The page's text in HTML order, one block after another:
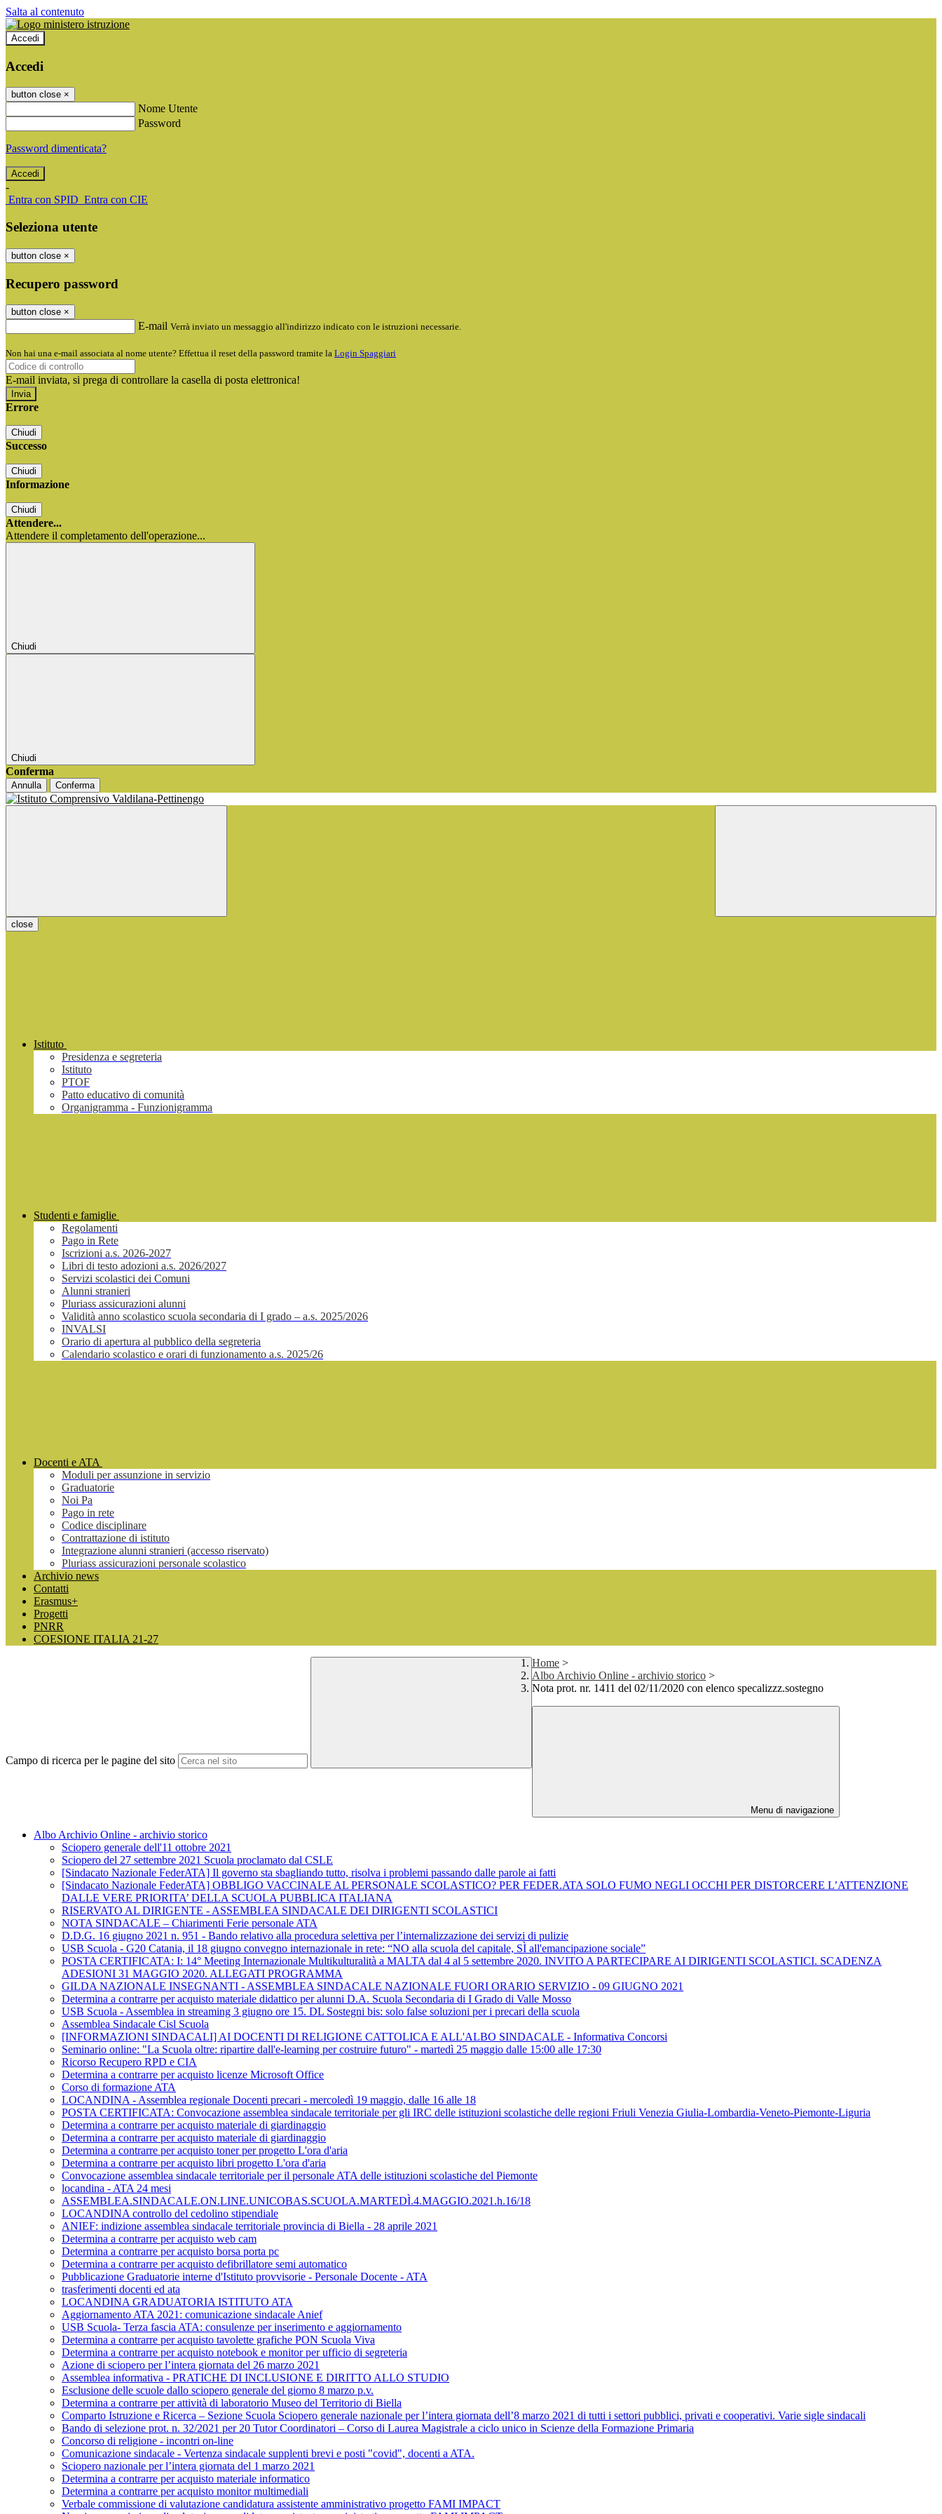
Salta al contenuto
Accedi
Accedi
button close ×
Nome Utente
Password
Password dimenticata?
-
Entra con SPID Entra con CIE
Seleziona utente
button close ×
Recupero password
button close ×
E-mail Verrà inviato un messaggio all'indirizzo indicato con le istruzioni necessarie.
Non hai una e-mail associata al nome utente? Effettua il reset della password tramite la Login Spaggiari
E-mail inviata, si prega di controllare la casella di posta elettronica!
Errore
Chiudi
Successo
Chiudi
Informazione
Chiudi
Attendere...
Attendere il completamento dell'operazione...
Chiudi
Chiudi
Conferma
Annulla Conferma
close
Istituto
Presidenza e segreteria
Istituto
PTOF
Patto educativo di comunità
Organigramma - Funzionigramma
Studenti e famiglie
Regolamenti
Pago in Rete
Iscrizioni a.s. 2026-2027
Libri di testo adozioni a.s. 2026/2027
Servizi scolastici dei Comuni
Alunni stranieri
Pluriass assicurazioni alunni
Validità anno scolastico scuola secondaria di I grado – a.s. 2025/2026
INVALSI
Orario di apertura al pubblico della segreteria
Calendario scolastico e orari di funzionamento a.s. 2025/26
Docenti e ATA
Moduli per assunzione in servizio
Graduatorie
Noi Pa
Pago in rete
Codice disciplinare
Contrattazione di istituto
Integrazione alunni stranieri (accesso riservato)
Pluriass assicurazioni personale scolastico
Archivio news
Contatti
Erasmus+
Progetti
PNRR
COESIONE ITALIA 21-27
Campo di ricerca per le pagine del sito
Home >
Albo Archivio Online - archivio storico >
Nota prot. nr. 1411 del 02/11/2020 con elenco specalizzz.sostegno
Menu di navigazione
Albo Archivio Online - archivio storico
Sciopero generale dell'11 ottobre 2021
Sciopero del 27 settembre 2021 Scuola proclamato dal CSLE
[Sindacato Nazionale FederATA] Il governo sta sbagliando tutto, risolva i problemi passando dalle parole ai fatti
[Sindacato Nazionale FederATA] OBBLIGO VACCINALE AL PERSONALE SCOLASTICO? PER FEDER.ATA SOLO FUMO NEGLI OCCHI PER DISTORCERE L’ATTENZIONE
DALLE VERE PRIORITA’ DELLA SCUOLA PUBBLICA ITALIANA
RISERVATO AL DIRIGENTE - ASSEMBLEA SINDACALE DEI DIRIGENTI SCOLASTICI
NOTA SINDACALE – Chiarimenti Ferie personale ATA
D.D.G. 16 giugno 2021 n. 951 - Bando relativo alla procedura selettiva per l’internalizzazione dei servizi di pulizie
USB Scuola - G20 Catania, il 18 giugno convegno internazionale in rete: “NO alla scuola del capitale, SÌ all'emancipazione sociale”
POSTA CERTIFICATA: I: 14° Meeting Internazionale Multikulturalità a MALTA dal 4 al 5 settembre 2020. INVITO A PARTECIPARE AI DIRIGENTI SCOLASTICI. SCADENZA
ADESIONI 31 MAGGIO 2020. ALLEGATI PROGRAMMA
GILDA NAZIONALE INSEGNANTI - ASSEMBLEA SINDACALE NAZIONALE FUORI ORARIO SERVIZIO - 09 GIUGNO 2021
Determina a contrarre per acquisto materiale didattico per alunni D.A. Scuola Secondaria di I Grado di Valle Mosso
USB Scuola - Assemblea in streaming 3 giugno ore 15. DL Sostegni bis: solo false soluzioni per i precari della scuola
Assemblea Sindacale Cisl Scuola
[INFORMAZIONI SINDACALI] AI DOCENTI DI RELIGIONE CATTOLICA E ALL'ALBO SINDACALE - Informativa Concorsi
Seminario online: "La Scuola oltre: ripartire dall'e-learning per costruire futuro" - martedì 25 maggio dalle 15:00 alle 17:30
Ricorso Recupero RPD e CIA
Determina a contrarre per acquisto licenze Microsoft Office
Corso di formazione ATA
LOCANDINA - Assemblea regionale Docenti precari - mercoledì 19 maggio, dalle 16 alle 18
POSTA CERTIFICATA: Convocazione assemblea sindacale territoriale per gli IRC delle istituzioni scolastiche delle regioni Friuli Venezia Giulia-Lombardia-Veneto-Piemonte-Liguria
Determina a contrarre per acquisto materiale di giardinaggio
Determina a contrarre per acquisto materiale di giardinaggio
Determina a contrarre per acquisto toner per progetto L'ora d'aria
Determina a contrarre per acquisto libri progetto L'ora d'aria
Convocazione assemblea sindacale territoriale per il personale ATA delle istituzioni scolastiche del Piemonte
locandina - ATA 24 mesi
ASSEMBLEA.SINDACALE.ON.LINE.UNICOBAS.SCUOLA.MARTEDÌ.4.MAGGIO.2021.h.16/18
LOCANDINA controllo del cedolino stipendiale
ANIEF: indizione assemblea sindacale territoriale provincia di Biella - 28 aprile 2021
Determina a contrarre per acquisto web cam
Determina a contrarre per acquisto borsa porta pc
Determina a contrarre per acquisto defibrillatore semi automatico
Pubblicazione Graduatorie interne d'Istituto provvisorie - Personale Docente - ATA
trasferimenti docenti ed ata
LOCANDINA GRADUATORIA ISTITUTO ATA
Aggiornamento ATA 2021: comunicazione sindacale Anief
USB Scuola- Terza fascia ATA: consulenze per inserimento e aggiornamento
Determina a contrarre per acquisto tavolette grafiche PON Scuola Viva
Determina a contrarre per acquisto notebook e monitor per ufficio di segreteria
Azione di sciopero per l’intera giornata del 26 marzo 2021
Assemblea informativa - PRATICHE DI INCLUSIONE E DIRITTO ALLO STUDIO
Esclusione delle scuole dallo sciopero generale del giorno 8 marzo p.v.
Determina a contrarre per attività di laboratorio Museo del Territorio di Biella
Comparto Istruzione e Ricerca – Sezione Scuola Sciopero generale nazionale per l’intera giornata dell’8 marzo 2021 di tutti i settori pubblici, privati e cooperativi. Varie sigle sindacali
Bando di selezione prot. n. 32/2021 per 20 Tutor Coordinatori – Corso di Laurea Magistrale a ciclo unico in Scienze della Formazione Primaria
Concorso di religione - incontri on-line
Comunicazione sindacale - Vertenza sindacale supplenti brevi e posti "covid", docenti a ATA.
Sciopero nazionale per l’intera giornata del 1 marzo 2021
Determina a contrarre per acquisto materiale informatico
Determina a contrarre per acquisto monitor multimediali
Verbale commissione di valutazione candidatura assistente amministrativo progetto FAMI IMPACT